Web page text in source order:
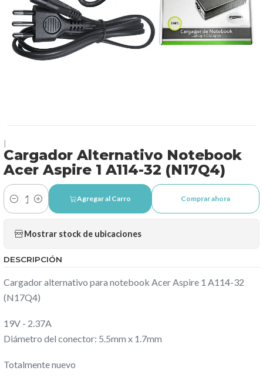
Cargador Alternativo Notebook
Acer Aspire 1 A114-32 (N17Q4)
Cantidad
Agregar al Carro Comprar ahora
Mostrar stock de ubicaciones
DESCRIPCIÓN
Cargador alternativo para notebook Acer Aspire 1 A114-32
(N17Q4)
19V - 2.37A
Diámetro del conector: 5.5mm x 1.7mm
Totalmente nuevo